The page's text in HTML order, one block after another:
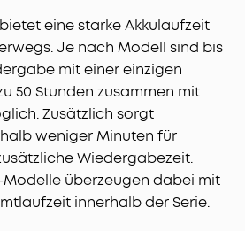
eine starke Akkulaufzeit
Je nach Modell sind bis
mit einer einzigen
50 Stunden zusammen mit
Zusätzlich sorgt
weniger Minuten für
Wiedergabezeit.
Modelle überzeugen dabei mit
innerhalb der Serie.